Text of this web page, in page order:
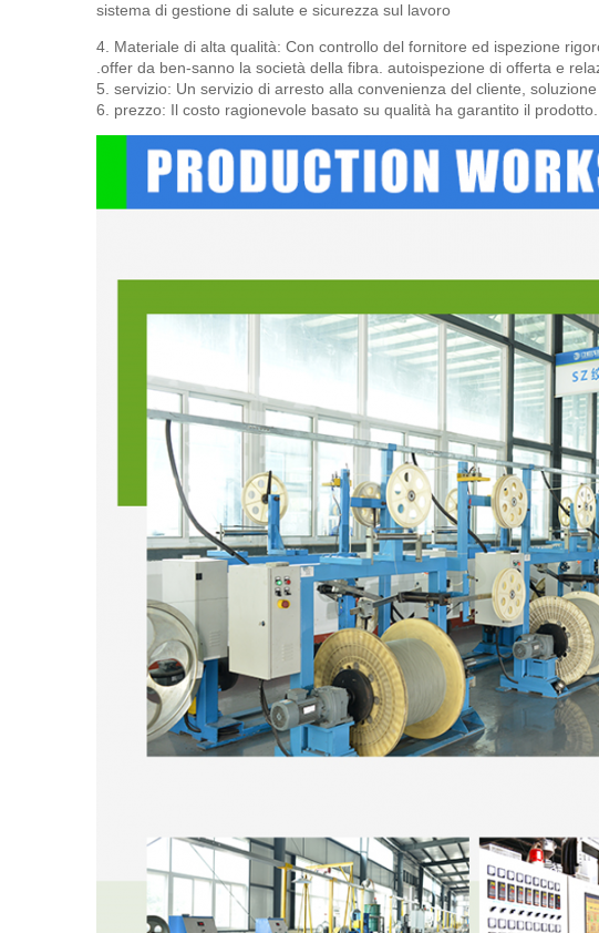
sistema di gestione di salute e sicurezza sul lavoro
4. Materiale di alta qualità: Con controllo del fornitore ed ispezione
.offer da ben-sanno la società della fibra. autoispezione di offerta e
5. servizio: Un servizio di arresto alla convenienza del cliente,
6. prezzo: Il costo ragionevole basato su qualità ha garantito il prodotto.